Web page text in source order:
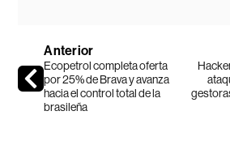
Anterior
Ecopetrol completa oferta
por 25% de Brava y avanza
hacia el control total de la
brasileña